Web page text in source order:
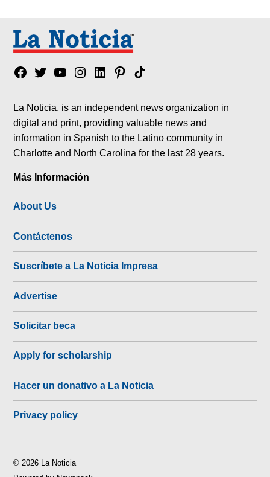
Facebook
TwitterYouTubeInstagram
LinkedinPinterest
Tik
La Noticia, is an independent news organization in
digital and print, providing valuable news and
information in Spanish to the Latino community in
Charlotte and North Carolina for the last 28 years.
Más Información
About Us
Contáctenos
Suscríbete a La Noticia Impresa
Advertise
Solicitar beca
Apply for scholarship
Hacer un donativo a La Noticia
Privacy policy
© 2026 La Noticia